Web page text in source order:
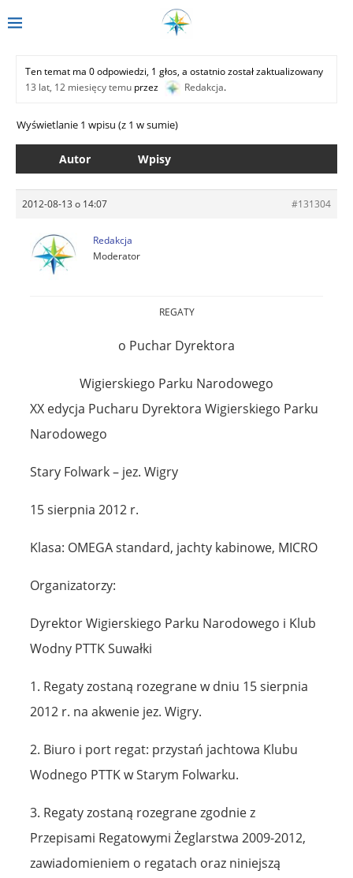
Ten temat ma 0 odpowiedzi, 1 głos, a ostatnio został zaktualizowany
13 lat, 12 miesięcy temu przez Redakcja.
Wyświetlanie 1 wpisu (z 1 w sumie)
Autor Wpisy
2012-08-13 o 14:07 #131304
Redakcja
Moderator
REGATY
o Puchar Dyrektora
Wigierskiego Parku Narodowego
XX edycja Pucharu Dyrektora Wigierskiego Parku
Narodowego
Stary Folwark – jez. Wigry
15 sierpnia 2012 r.
Klasa: OMEGA standard, jachty kabinowe, MICRO
Organizatorzy:
Dyrektor Wigierskiego Parku Narodowego i Klub
Wodny PTTK Suwałki
1. Regaty zostaną rozegrane w dniu 15 sierpnia
2012 r. na akwenie jez. Wigry.
2. Biuro i port regat: przystań jachtowa Klubu
Wodnego PTTK w Starym Folwarku.
3. Regaty zostaną rozegrane zgodnie z
Przepisami Regatowymi Żeglarstwa 2009-2012,
zawiadomieniem o regatach oraz niniejszą